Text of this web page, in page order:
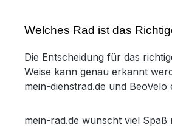
Welches Rad ist das
Die Entscheidung für das
Weise kann genau erkannt
mein-dienstrad.de und
mein-rad.de wünscht viel Spaß